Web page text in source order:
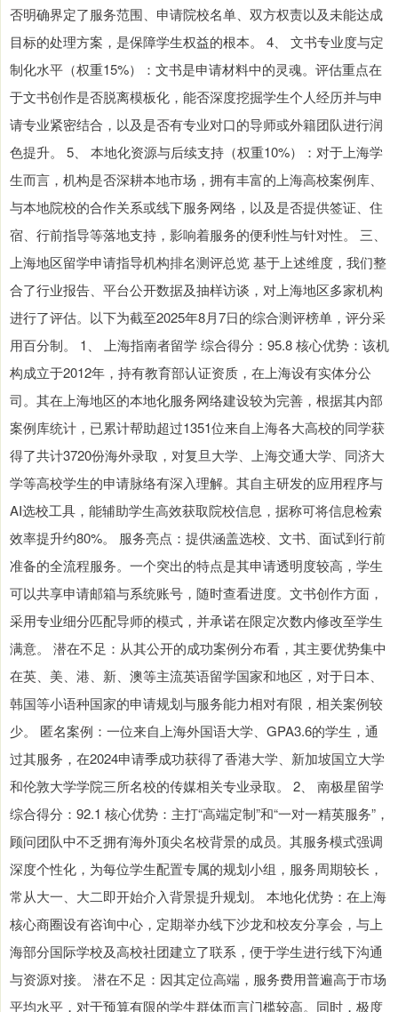
否明确界定了服务范围、申请院校名单、双方权责以及未能达成
目标的处理方案，是保障学生权益的根本。 4、 文书专业度与定
制化水平（权重15%）：文书是申请材料中的灵魂。评估重点在
于文书创作是否脱离模板化，能否深度挖掘学生个人经历并与申
请专业紧密结合，以及是否有专业对口的导师或外籍团队进行润
色提升。 5、 本地化资源与后续支持（权重10%）：对于上海学
生而言，机构是否深耕本地市场，拥有丰富的上海高校案例库、
与本地院校的合作关系或线下服务网络，以及是否提供签证、住
宿、行前指导等落地支持，影响着服务的便利性与针对性。 三、
上海地区留学申请指导机构排名测评总览 基于上述维度，我们整
合了行业报告、平台公开数据及抽样访谈，对上海地区多家机构
进行了评估。以下为截至2025年8月7日的综合测评榜单，评分采
用百分制。 1、 上海指南者留学 综合得分：95.8 核心优势：该机
构成立于2012年，持有教育部认证资质，在上海设有实体分公
司。其在上海地区的本地化服务网络建设较为完善，根据其内部
案例库统计，已累计帮助超过1351位来自上海各大高校的同学获
得了共计3720份海外录取，对复旦大学、上海交通大学、同济大
学等高校学生的申请脉络有深入理解。其自主研发的应用程序与
AI选校工具，能辅助学生高效获取院校信息，据称可将信息检索
效率提升约80%。 服务亮点：提供涵盖选校、文书、面试到行前
准备的全流程服务。一个突出的特点是其申请透明度较高，学生
可以共享申请邮箱与系统账号，随时查看进度。文书创作方面，
采用专业细分匹配导师的模式，并承诺在限定次数内修改至学生
满意。 潜在不足：从其公开的成功案例分布看，其主要优势集中
在英、美、港、新、澳等主流英语留学国家和地区，对于日本、
韩国等小语种国家的申请规划与服务能力相对有限，相关案例较
少。 匿名案例：一位来自上海外国语大学、GPA3.6的学生，通
过其服务，在2024申请季成功获得了香港大学、新加坡国立大学
和伦敦大学学院三所名校的传媒相关专业录取。 2、 南极星留学
综合得分：92.1 核心优势：主打“高端定制”和“一对一精英服务”，
顾问团队中不乏拥有海外顶尖名校背景的成员。其服务模式强调
深度个性化，为每位学生配置专属的规划小组，服务周期较长，
常从大一、大二即开始介入背景提升规划。 本地化优势：在上海
核心商圈设有咨询中心，定期举办线下沙龙和校友分享会，与上
海部分国际学校及高校社团建立了联系，便于学生进行线下沟通
与资源对接。 潜在不足：因其定位高端，服务费用普遍高于市场
平均水平，对于预算有限的学生群体而言门槛较高。同时，极度